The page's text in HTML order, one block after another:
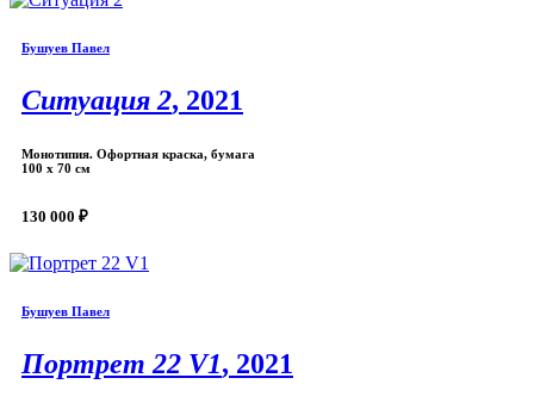
Бушуев Павел
Ситуация 2, 2021
Монотипия. Офортная краска, бумага
100 x 70 см
130 000 ₽
Бушуев Павел
Портрет 22 V1, 2021